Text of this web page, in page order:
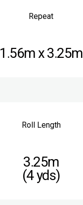
Repeat
1.56m x 3.25m
Roll Length
3.25m
(4 yds)